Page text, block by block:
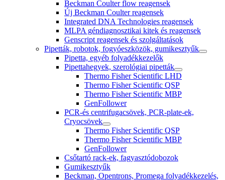
Beckman Coulter flow reagensek
Új Beckman Coulter reagensek
Integrated DNA Technologies reagensek
MLPA géndiagnosztikai kitek és reagensek
Genscript reagensek és szolgáltatások
Pipetták, robotok, fogyóeszközök, gumikesztyűk
Pipetta, egyéb folyadékkezelők
Pipettahegyek, szerológiai pipetták
Thermo Fisher Scientific LHD
Thermo Fisher Scientific QSP
Thermo Fisher Scientific MBP
GenFollower
PCR-és centrifugacsövek, PCR-plate-ek,
Cryocsövek
Thermo Fisher Scientific QSP
Thermo Fisher Scientific MBP
GenFollower
Csőtartó rack-ek, fagyasztódobozok
Gumikesztyűk
Beckman, Opentrons, Promega folyadékkezelés,